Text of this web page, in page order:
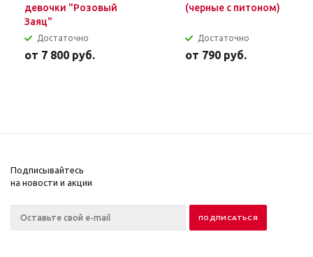
девочки "Розовый
Заяц"
Достаточно
от 7 800 руб.
(черные с питоном)
Достаточно
от 790 руб.
Подписывайтесь
на новости и акции